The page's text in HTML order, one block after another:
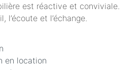
est réactive et conviviale.
l’écoute et l’échange.
en location